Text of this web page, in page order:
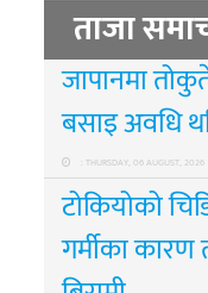
ताजा
जापानमा
बसाइ अवधि
: THURSDAY, 06 AUGUST, 2026
टोकियोको
गर्मीका